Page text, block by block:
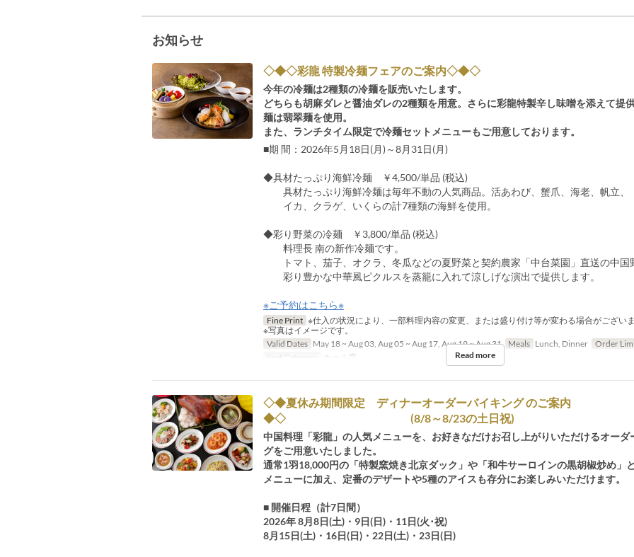
お知らせ
◇◆◇彩龍 特製冷麺フェアのご案内◇◆◇
今年の冷麺は2種類の冷麺を販売いたします。
どちらも胡麻ダレと醤油ダレの2種類を用意。さらに彩龍特製辛し味噌を添えて提供
麺は翡翠麺を使用。
また、ランチタイム限定で冷麺セットメニューもご用意しております。
■期 間：2026年5月18日(月)～8月31日(月)
◆具材たっぷり海鮮冷麺 ￥4,500/単品 (税込)
具材たっぷり海鮮冷麺は毎年不動の人気商品。活あわび、蟹爪、海老、帆立、
イカ、クラゲ、いくらの計7種類の海鮮を使用。
◆彩り野菜の冷麺 ￥3,800/単品 (税込)
料理長 南の新作冷麺です。
トマト、茄子、オクラ、冬瓜などの夏野菜と契約農家「中台菜園」直送の中国
彩り豊かな中華風ピクルスを蒸籠に入れて涼しげな演出で提供します。
※ご予約はこちら※
Fine Print ※仕入の状況により、一部料理内容の変更、または盛り付け等が変わる場合がございま
※写真はイメージです。
Valid Dates May 18 ~ Aug 03, Aug 05 ~ Aug 17, Aug 19 ~ Aug 31 Meals Lunch, Dinner Order
Seat Category
ホール席 Read more
◇◆夏休み期間限定 ディナーオーダーバイキング のご案内
◆◇ (8/8～8/23の土日祝)
中国料理「彩龍」の人気メニューを、お好きなだけお召し上がりいただけるオーダ
グをご用意いたしました。
通常1羽18,000円の「特製窯焼き北京ダック」や「和牛サーロインの黒胡椒炒め」
メニューに加え、定番のデザートや5種のアイスも存分にお楽しみいただけます。
■ 開催日程（計7日間）
2026年 8月8日(土)・9日(日)・11日(火･祝)
8月15日(土)・16日(日)・22日(土)・23日(日)